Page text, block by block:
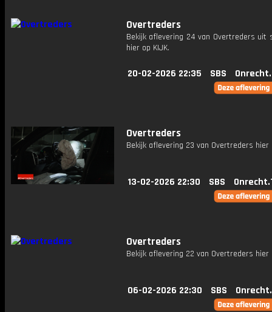
Overtreders
Bekijk aflevering 24 van Overtreders uit
hier op KIJK.
20-02-2026 22:35 SBS
Overtreders
Bekijk aflevering 23 van Overtreders hier
13-02-2026 22:30 SBS
Overtreders
Bekijk aflevering 22 van Overtreders hier
06-02-2026 22:30 SBS